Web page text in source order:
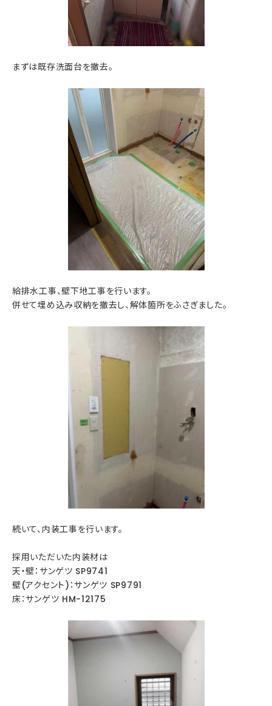
まずは既存洗面台を撤去。
給排水工事、壁下地工事を行います。
併せて埋め込み収納を撤去し、解体箇所をふさぎました。
続いて、内装工事を行います。
採用いただいた内装材は
天・壁：サンゲツ SP9741
壁(アクセント)：サンゲツ SP9791
床：サンゲツ HM-12175